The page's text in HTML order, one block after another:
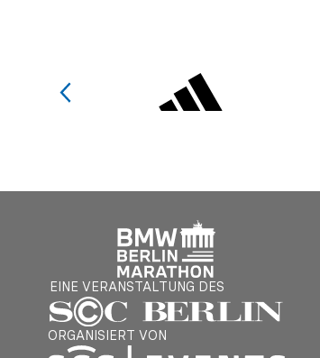
EINE VERANSTALTUNG DES
ORGANISIERT VON